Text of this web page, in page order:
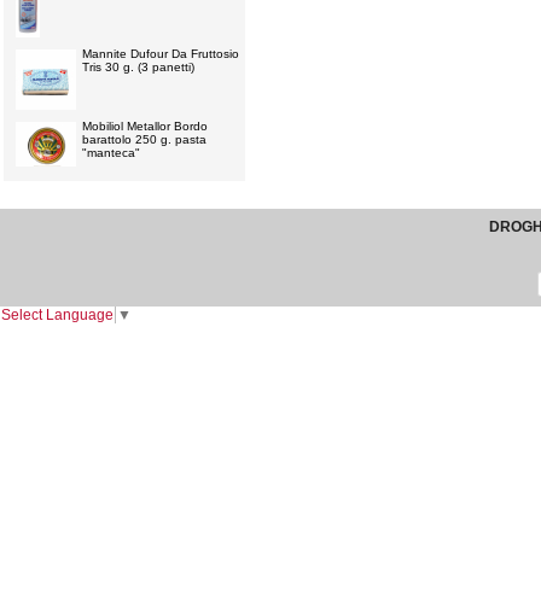
Mannite Dufour Da Fruttosio
Tris 30 g. (3 panetti)
Mobiliol Metallor Bordo
barattolo 250 g. pasta
"manteca"
Select Language ▼